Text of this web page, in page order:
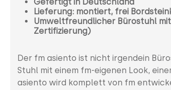
Lieferung: montiert, frei
Umweltfreundlicher Bürostuhl mit
Zertifizierung)
Der fm asiento ist nicht irgendein
Stuhl mit einem fm-eigenen Look,
asiento wird komplett von fm